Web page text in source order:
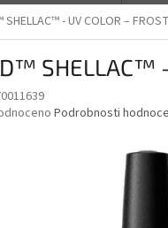
SHELLAC™ - UV COLOR –
SHELLAC™
Podrobnosti